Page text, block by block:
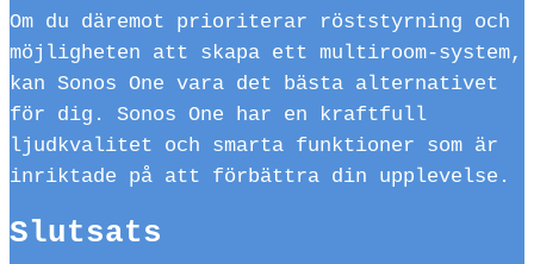
Om du däremot prioriterar röststyrning och
möjligheten att skapa ett multiroom-system,
kan Sonos One vara det bästa alternativet
för dig. Sonos One har en kraftfull
ljudkvalitet och smarta funktioner som är
inriktade på att förbättra din upplevelse.
Slutsats